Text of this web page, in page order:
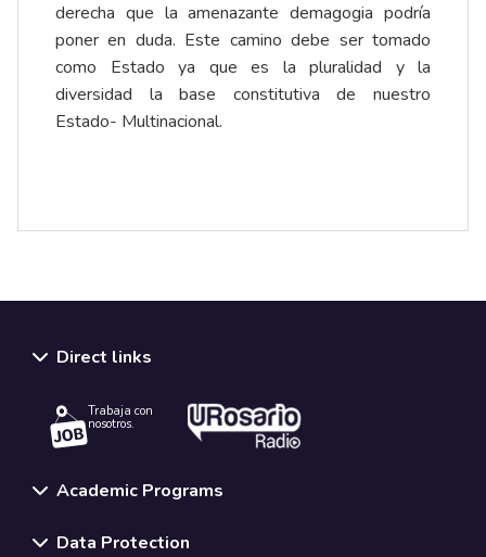
derecha que la amenazante demagogia podría
poner en duda. Este camino debe ser tomado
como Estado ya que es la pluralidad y la
diversidad la base constitutiva de nuestro
Estado- Multinacional.
Direct links
Trabaja con
nosotros.
Academic Programs
Data Protection